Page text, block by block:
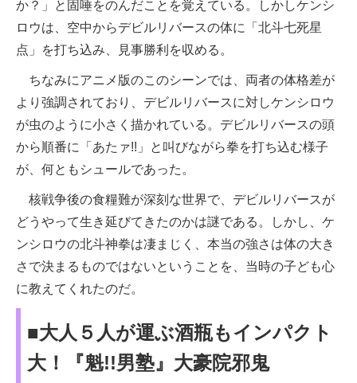
か？」と固唾をのんだことを覚えている。しかしケンシ
ロウは、空中からデビルリバースの体に「北斗七死星
点」を打ち込み、見事勝利を収める。
ちなみにアニメ版のこのシーンでは、両者の体格差が
より強調されており、デビルリバースに対しケンシロウ
が虫のように小さく描かれている。デビルリバースの頭
から順番に「あたァ!!」と叫びながら拳を打ち込む様子
が、何ともシュールであった。
核戦争後の食糧難が深刻な世界で、デビルリバースが
どうやって生き延びてきたのかは謎である。しかし、ケ
ンシロウの北斗神拳は凄まじく、本当の強さは体の大き
さで決まるものではないということを、当時の子ども心
に教えてくれたのだ。
■大人５人が運ぶ酒瓶もインパクト
大！『魁!!男塾』大豪院邪鬼